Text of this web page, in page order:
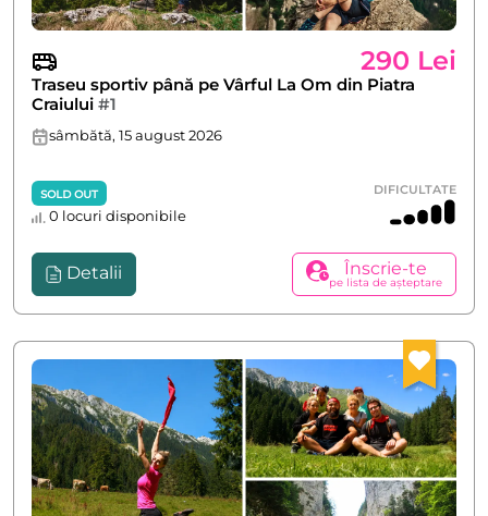
290 Lei
Traseu sportiv până pe Vârful La Om din Piatra
Craiului #1
sâmbătă, 15 august 2026
SOLD OUT
0 locuri disponibile
DIFICULTATE
Detalii Înscrie-te
pe lista de așteptare